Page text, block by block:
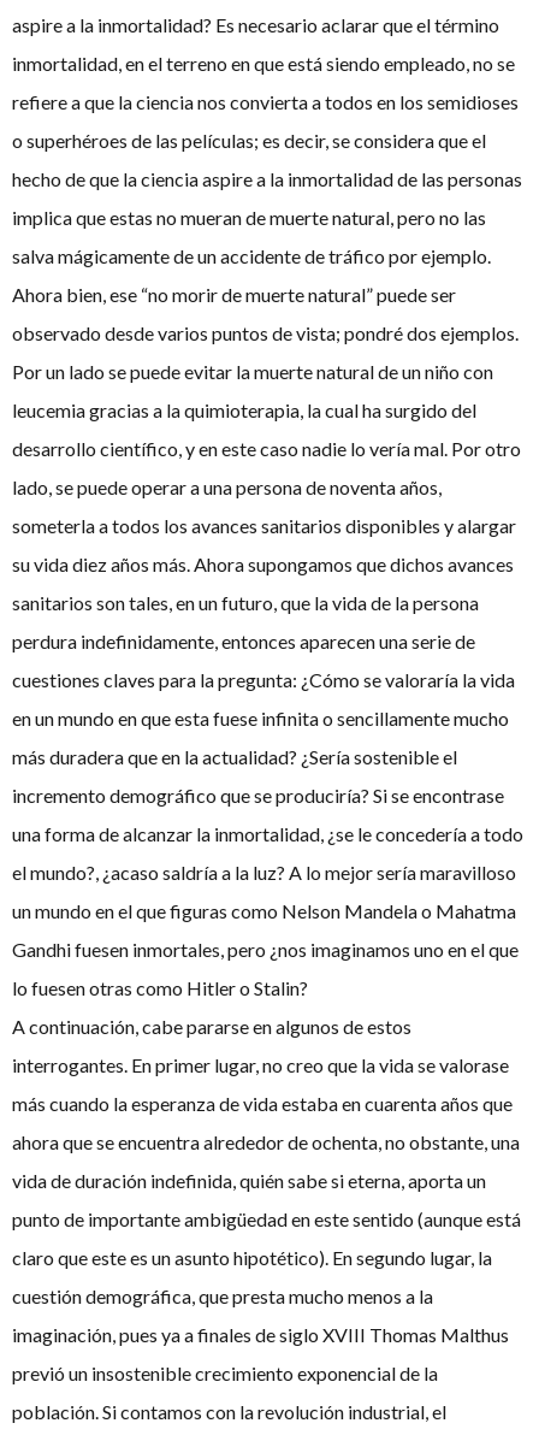
aspire a la inmortalidad? Es necesario aclarar que el término
inmortalidad, en el terreno en que está siendo empleado, no se
refiere a que la ciencia nos convierta a todos en los semidioses
o superhéroes de las películas; es decir, se considera que el
hecho de que la ciencia aspire a la inmortalidad de las personas
implica que estas no mueran de muerte natural, pero no las
salva mágicamente de un accidente de tráfico por ejemplo.
Ahora bien, ese “no morir de muerte natural” puede ser
observado desde varios puntos de vista; pondré dos ejemplos.
Por un lado se puede evitar la muerte natural de un niño con
leucemia gracias a la quimioterapia, la cual ha surgido del
desarrollo científico, y en este caso nadie lo vería mal. Por otro
lado, se puede operar a una persona de noventa años,
someterla a todos los avances sanitarios disponibles y alargar
su vida diez años más. Ahora supongamos que dichos avances
sanitarios son tales, en un futuro, que la vida de la persona
perdura indefinidamente, entonces aparecen una serie de
cuestiones claves para la pregunta: ¿Cómo se valoraría la vida
en un mundo en que esta fuese infinita o sencillamente mucho
más duradera que en la actualidad? ¿Sería sostenible el
incremento demográfico que se produciría? Si se encontrase
una forma de alcanzar la inmortalidad, ¿se le concedería a todo
el mundo?, ¿acaso saldría a la luz? A lo mejor sería maravilloso
un mundo en el que figuras como Nelson Mandela o Mahatma
Gandhi fuesen inmortales, pero ¿nos imaginamos uno en el que
lo fuesen otras como Hitler o Stalin?
A continuación, cabe pararse en algunos de estos
interrogantes. En primer lugar, no creo que la vida se valorase
más cuando la esperanza de vida estaba en cuarenta años que
ahora que se encuentra alrededor de ochenta, no obstante, una
vida de duración indefinida, quién sabe si eterna, aporta un
punto de importante ambigüedad en este sentido (aunque está
claro que este es un asunto hipotético). En segundo lugar, la
cuestión demográfica, que presta mucho menos a la
imaginación, pues ya a finales de siglo XVIII Thomas Malthus
previó un insostenible crecimiento exponencial de la
población. Si contamos con la revolución industrial, el